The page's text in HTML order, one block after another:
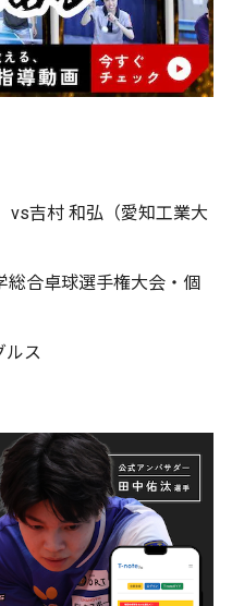
vs吉村 和弘（愛知工業大
総合卓球選手権大会・個
ルス